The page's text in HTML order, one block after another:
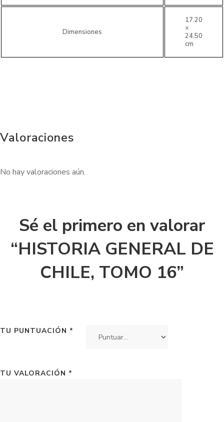
Dimensiones
17.20
×
24.50
cm
Valoraciones
No hay valoraciones aún.
Sé el primero en valorar
“HISTORIA GENERAL DE
CHILE, TOMO 16”
TU PUNTUACIÓN *
TU VALORACIÓN *